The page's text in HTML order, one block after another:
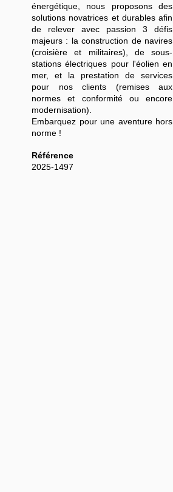
énergétique, nous proposons des
solutions novatrices et durables afin
de relever avec passion 3 défis
majeurs : la construction de navires
(croisière et militaires), de sous-
stations électriques pour l'éolien en
mer, et la prestation de services
pour nos clients (remises aux
normes et conformité ou encore
modernisation).
Embarquez pour une aventure hors
norme !
Référence
2025-1497